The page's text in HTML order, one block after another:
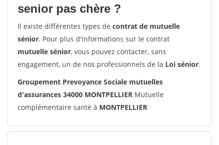
senior pas chère ?
Il existe différentes types de contrat de mutuelle
sénior. Pour plus d'informations sur le contrat
mutuelle sénior, vous pouvez contacter, sans
engagement, un de nos professionnels de la Loi sénior.
Groupement Prevoyance Sociale mutuelles
d'assurances 34000 MONTPELLIER Mutuelle
complémentaire santé à MONTPELLIER